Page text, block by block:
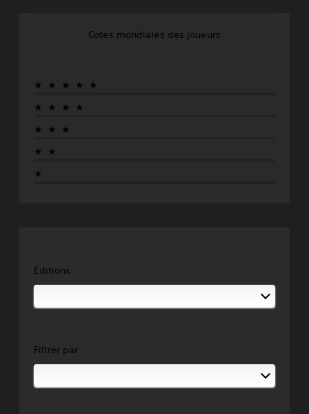
Cotes mondiales des joueurs
★★★★★
★★★★
★★★
★★
★
Éditions
Filtrer par